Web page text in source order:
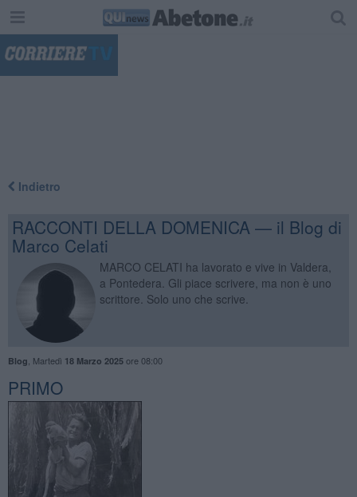
Indietro
RACCONTI DELLA DOMENICA — il Blog di
Marco Celati
MARCO CELATI ha lavorato e vive in Valdera,
a Pontedera. Gli piace scrivere, ma non è uno
scrittore. Solo uno che scrive.
Blog Martedì 18 Marzo 2025ore 08:00
PRIMO